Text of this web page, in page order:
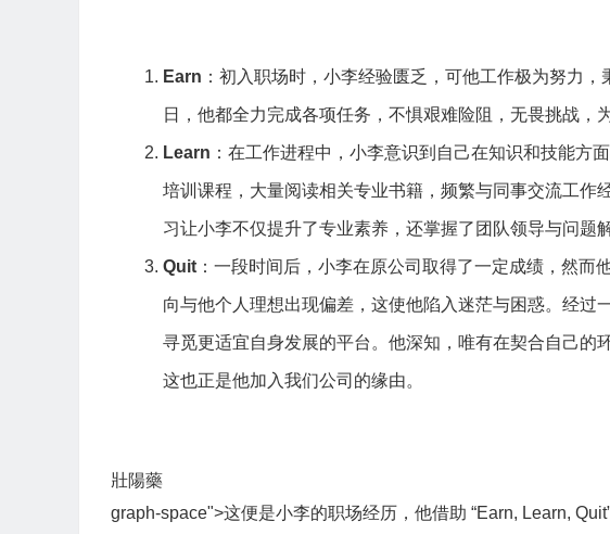
Earn ：初入职场时，小李经验匮乏，可他工作极为努力
日，他都全力完成各项任务，不惧艰难险阻，无畏挑战，
Learn ：在工作进程中，小李意识到自己在知识和技能方
培训课程，大量阅读相关专业书籍，频繁与同事交流工作
习让小李不仅提升了专业素养，还掌握了团队领导与问题
Quit ：一段时间后，小李在原公司取得了一定成绩，然
向与他个人理想出现偏差，这使他陷入迷茫与困惑。经过
寻觅更适宜自身发展的平台。他深知，唯有在契合自己的
这也正是他加入我们公司的缘由。
壯陽藥
graph-space">这便是小李的职场经历，他借助 “Earn, Learn,